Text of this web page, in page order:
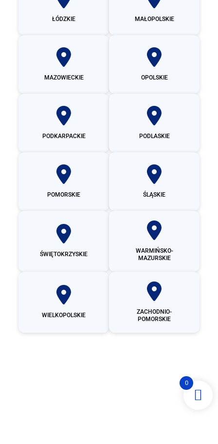
ŁÓDZKIE MAŁOPOLSKIE
MAZOWIECKIE OPOLSKIE
PODKARPACKIE PODLASKIE
POMORSKIE ŚLĄSKIE
ŚWIĘTOKRZYSKIE
WARMIŃSKO-
MAZURSKIE
WIELKOPOLSKIE
ZACHODNIO-
POMORSKIE
0